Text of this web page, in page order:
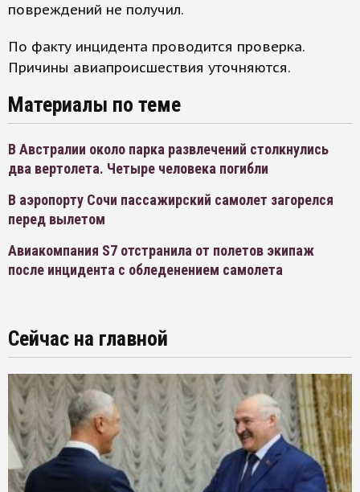
повреждений не получил.
По факту инцидента проводится проверка.
Причины авиапроисшествия уточняются.
Материалы по теме
В Австралии около парка развлечений столкнулись
два вертолета. Четыре человека погибли
В аэропорту Сочи пассажирский самолет загорелся
перед вылетом
Авиакомпания S7 отстранила от полетов экипаж
после инцидента с обледенением самолета
Сейчас на главной